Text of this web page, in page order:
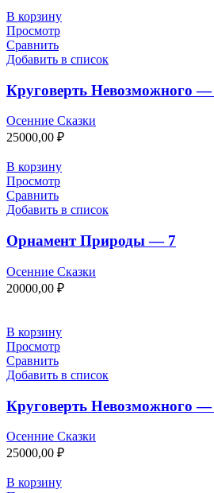
В корзину
Просмотр
Сравнить
Добавить в список
Круговерть Невозможного —
Осенние Сказки
25000,00 ₽
В корзину
Просмотр
Сравнить
Добавить в список
Орнамент Природы — 7
Осенние Сказки
20000,00 ₽
В корзину
Просмотр
Сравнить
Добавить в список
Круговерть Невозможного —
Осенние Сказки
25000,00 ₽
В корзину